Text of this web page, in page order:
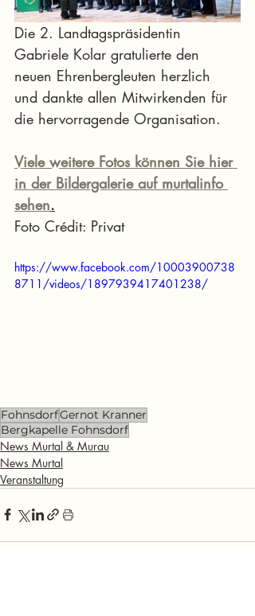
Die 2. Landtagspräsidentin
Gabriele Kolar gratulierte den
neuen Ehrenbergleuten herzlich
und dankte allen Mitwirkenden für
die hervorragende Organisation.
Viele weitere Fotos können Sie hier
in der Bildergalerie auf murtalinfo
sehen.
Foto Crédit: Privat
https://www.facebook.com/10003900738
8711/videos/1897939417401238/
FohnsdorfGernot Kranner
Bergkapelle Fohnsdorf
News Murtal & Murau
News Murtal
Veranstaltung